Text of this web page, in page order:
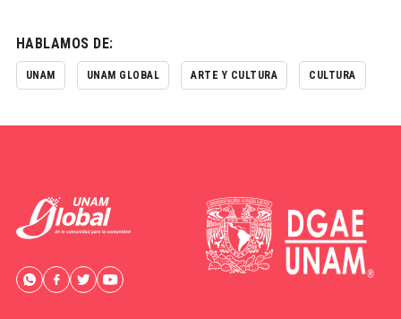
HABLAMOS DE:
UNAM UNAM GLOBAL ARTE Y CULTURA CULTURA